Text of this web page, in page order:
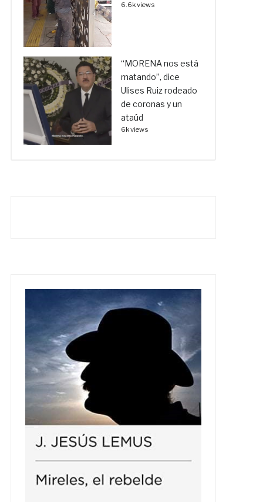
6.6k views
“MORENA nos está
matando”, dice
Ulises Ruiz rodeado
de coronas y un
ataúd
6k views